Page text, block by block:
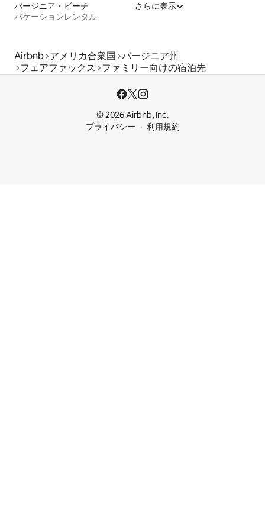
バージニア・ビーチ
バケーションレンタル
さらに表示
Airbnb アメリカ合衆国 バージニア州
フェアファックス
ファミリー向けの宿泊先
© 2026 Airbnb, Inc.
プライバシー
利用規約